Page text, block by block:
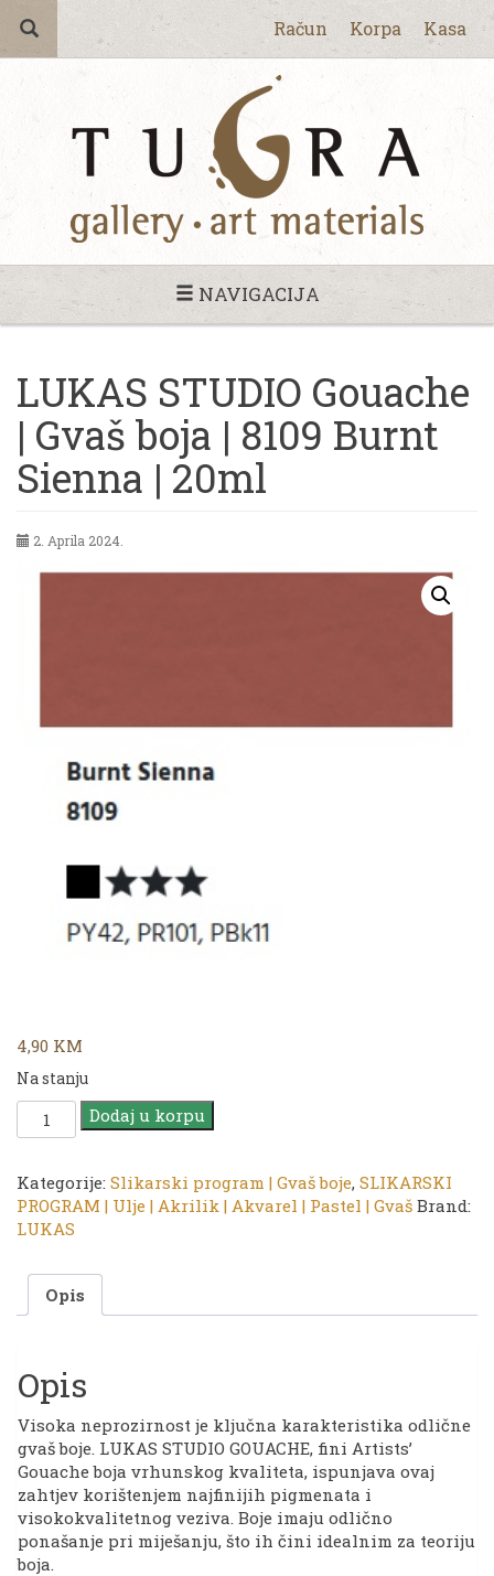
Račun Korpa Kasa
NAVIGACIJA
LUKAS STUDIO Gouache
| Gvaš boja | 8109 Burnt
Sienna | 20ml
2. Aprila 2024.
4,90 KM
Na stanju
LUKAS
STUDIO
|
Gvaš
boja
8109
Burnt
Sienna
količina
Dodaj u korpu
Kategorije: Slikarski program | Gvaš boje, SLIKARSKI
PROGRAM | Ulje | Akrilik | Akvarel | Pastel | Gvaš Brand:
LUKAS
Opis
Opis
Visoka neprozirnost je ključna karakteristika odlične
gvaš boje. LUKAS STUDIO GOUACHE, fini Artists’
Gouache boja vrhunskog kvaliteta, ispunjava ovaj
zahtjev korištenjem najfinijih pigmenata i
visokokvalitetnog veziva. Boje imaju odlično
ponašanje pri miješanju, što ih čini idealnim za teoriju
boja.